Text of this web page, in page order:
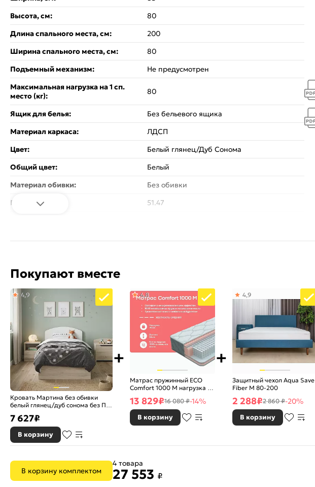
Высота, см:
80
Длина спального места, см:
200
Ширина спального места, см:
80
Подъемный механизм:
Не предусмотрен
Максимальная нагрузка на 1 сп.
место (кг):
80
Ящик для белья:
Без бельевого ящика
Материал каркаса:
ЛДСП
Цвет:
Белый глянец/Дуб Сонома
Общий цвет:
Белый
Материал обивки:
Без обивки
Вес:
51.47
Спинка кровати:
Ортопедическое основание:
Настил (сплошное)
Назначение:
Детская
Страна производитель:
Россия
Гарантия:
18 месяцев
Коллекция:
Бренд:
Миф
Покупают вместе
Кровать Мартина без обивки
белый глянец/дуб сонома без П/
4,9
7 627₽
В корзину
Матрас пружинный ECO
Comfort 1000 M нагрузка до
4,8
13 829₽16 080 ₽-14%
В корзину
Защитный чехол Aqua Save
Fiber M 80-200
4,9
2 288₽2 860 ₽-20%
В корзину
В корзину комплектом
4 товара
27 553 ₽